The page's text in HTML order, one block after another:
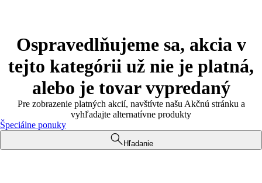
Ospravedlňujeme sa, akcia v
tejto kategórii už nie je platná,
alebo je tovar vypredaný
Pre zobrazenie platných akcií, navštívte našu Akčnú stránku a
vyhľadajte alternatívne produkty
Špeciálne ponuky
Hľadanie